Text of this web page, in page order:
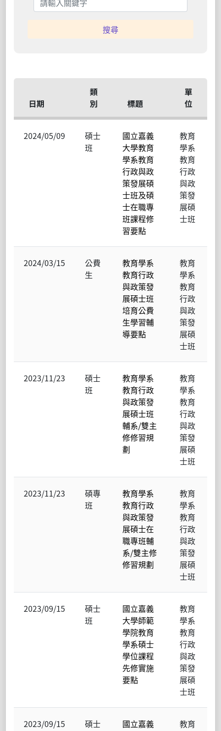
日期
類
別
標題
單
位
2024/05/09
碩士
班
國立嘉義
大學教育
學系教育
行政與政
策發展碩
士班及碩
士在職專
班課程修
習要點
教育
學系
教育
行政
與政
策發
展碩
士班
2024/03/15
公費
生
教育學系
教育行政
與政策發
展碩士班
培育公費
生學習輔
導要點
教育
學系
教育
行政
與政
策發
展碩
士班
2023/11/23
碩士
班
教育學系
教育行政
與政策發
展碩士班
輔系/雙主
修修習規
劃
教育
學系
教育
行政
與政
策發
展碩
士班
2023/11/23
碩專
班
教育學系
教育行政
與政策發
展碩士在
職專班輔
系/雙主修
修習規劃
教育
學系
教育
行政
與政
策發
展碩
士班
2023/09/15
碩士
班
國立嘉義
大學師範
學院教育
學系碩士
學位課程
先修實施
要點
教育
學系
教育
行政
與政
策發
展碩
士班
2023/09/15
碩士
國立嘉義
教育